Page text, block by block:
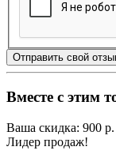
Отправить свой
Вместе с этим
Ваша скидка: 900 р.
Лидер продаж!